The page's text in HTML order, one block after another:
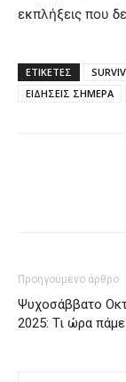
εκπλήξεις που
ΕΤΙΚΈΤΕΣ
ΕΙΔΗΣΕΙΣ ΣΗΜΕΡΑ
Προηγούμενο άρθρο
Ψυχοσάββατο
2025: Τι ώρα